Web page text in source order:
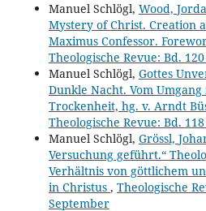
Manuel Schlögl, Wood,
Mystery of Christ. Creation
Maximus Confessor.
Theologische Revue: Bd.
Manuel Schlögl, Gottes
Dunkle Nacht. Vom
Trockenheit, hg. v. Arndt
Theologische Revue: Bd.
Manuel Schlögl, Grössl,
Versuchung geführt.“
Verhältnis von göttlichem
in Christus , Theologische
September